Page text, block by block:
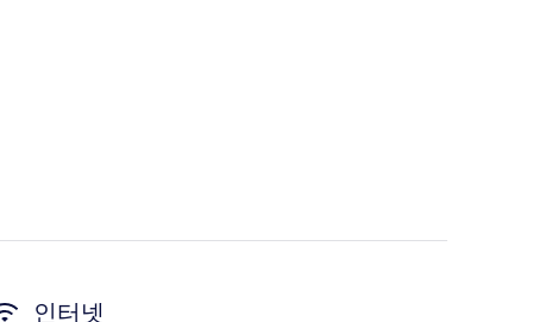
인터넷